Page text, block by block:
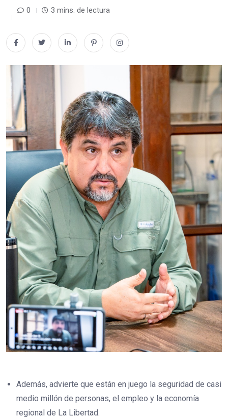
0 3 mins. de lectura
Además, advierte que están en juego la seguridad de casi
medio millón de personas, el empleo y la economía
regional de La Libertad.